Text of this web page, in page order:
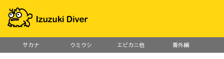
サカナ ウミウシ エビカニ他 番外編